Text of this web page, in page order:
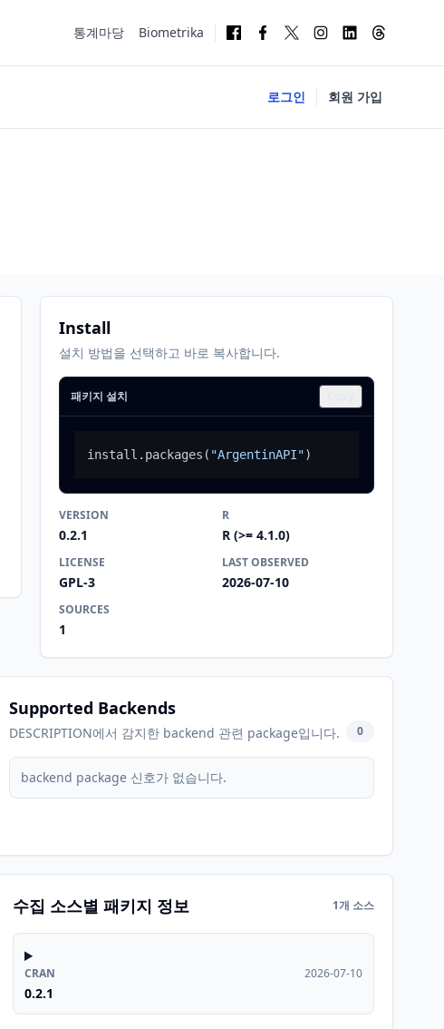
통계마당 Biometrika
로그인 회원 가입
Install
설치 방법을 선택하고 바로 복사합니다.
패키지 설치
install.packages ( "ArgentinAPI")
VERSION
0.2.1
R
R (>= 4.1.0)
LICENSE
GPL-3
LAST OBSERVED
2026-07-10
SOURCES
1
Supported Backends
DESCRIPTION에서 감지한 backend 관련 package입니다. 0
backend package 신호가 없습니다.
수집 소스별 패키지 정보 1개 소스
CRAN
0.2.1
2026-07-10